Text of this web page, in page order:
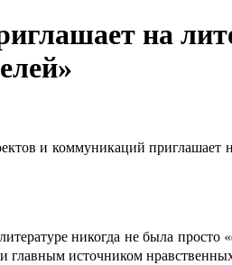
на
и коммуникаций приглашает
никогда не была
источником